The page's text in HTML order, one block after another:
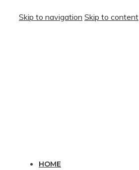
Skip to navigation Skip to content
HOME